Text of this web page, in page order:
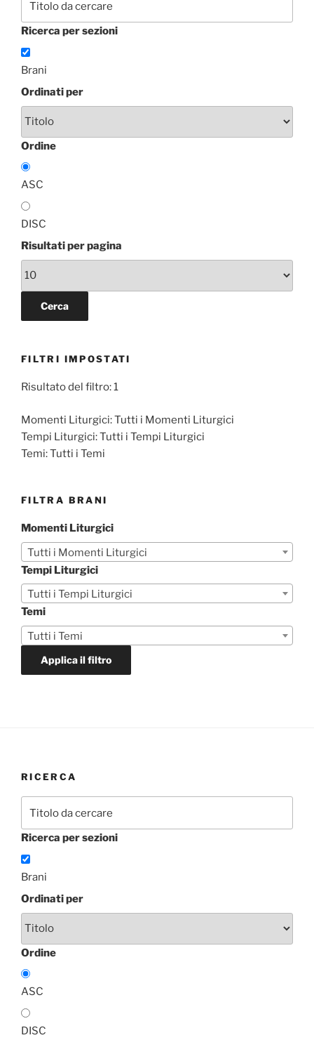
Ricerca per sezioni
Brani
Ordinati per
Ordine
ASC
DISC
Risultati per pagina
FILTRI IMPOSTATI
Risultato del filtro: 1
Momenti Liturgici:Tutti i Momenti Liturgici
Tempi Liturgici:Tutti i Tempi Liturgici
Temi:Tutti i Temi
FILTRA BRANI
Momenti Liturgici
Tutti i Momenti Liturgici
Tempi Liturgici
Tutti i Tempi Liturgici
Temi
Tutti i Temi
Applica il filtro
RICERCA
Ricerca per sezioni
Brani
Ordinati per
Ordine
ASC
DISC